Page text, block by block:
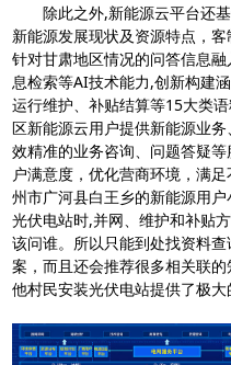
除此之外,新能源云平台还
新能源发展现状及资源特点，
针对甘肃地区情况的问答信息
息检索等AI技术能力,创新构建
运行维护、补贴结算等15大类
区新能源云用户提供新能源业
效精准的业务咨询、问题答疑
户满意度，优化营商环境，满
州市广河县白王乡的新能源用
光伏电站时,并网、维护和补贴
该问谁。所以只能到处找资料
案，而且还会推荐很多相关联
他村民安装光伏电站提供了极